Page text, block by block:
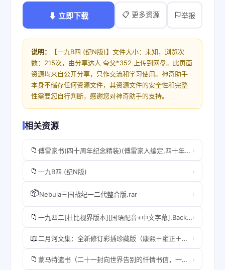
⬇ 立即下载 📋 更多资源 举报
说明：
【一九B四 (纪N版)】文件大小：未知，浏览次
数：215次，由分享达人 夸父*352 上传到网盘。此页面
资源均来自公开分享，只作交流和学习使用。神奇助手
本身不储存任何资源文件，其资源文件的安全性和完整
性需要您自行判断，感谢您对神奇助手的支持。
相关资源
📁 傅雷家书(四十周年纪念精装)(傅雷家人编定,四十年出版历程,完整内容精选本,独家收录傅聪家信,东方家庭教育典范,一个优秀孩子背后的大智与大爱！).B09NCTHZW5.azw3 ›
📁 一九B四 (纪N版) ›
📦Nebula三国战纪一二代整合版.rar ›
📁 一九四二[杜比视界版本][国语配音+中文字幕].Back.To.1942.2012.2160p.WEB-DL.H265.DoVi.AAC-SONYHD›
📖 二月河文集：全新修订彩插珍藏版（康熙＋雍正＋乾隆套装全十三册）【中国当代历史小说里程碑之作二十世纪中文小说一百强。】.B0969NCRVY.azw3 ›
📁 蒙马特遗书（二十一封向世界告别的忏情书信，一位青年艺术家对爱与生命的终极探索精装纪念典藏版 理想国出品）.B09BNCJ1DL.azw3 ›